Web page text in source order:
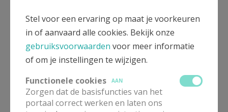
Meer
Stel voor een ervaring op maat je voorkeuren
in of aanvaard alle cookies. Bekijk onze
gebruiksvoorwaarden voor meer informatie
of om je instellingen te wijzigen.
Functionele cookies
AAN
Zorgen dat de basisfuncties van het
portaal correct werken en laten ons